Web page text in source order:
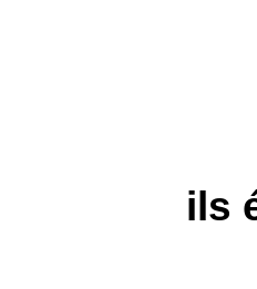
ils